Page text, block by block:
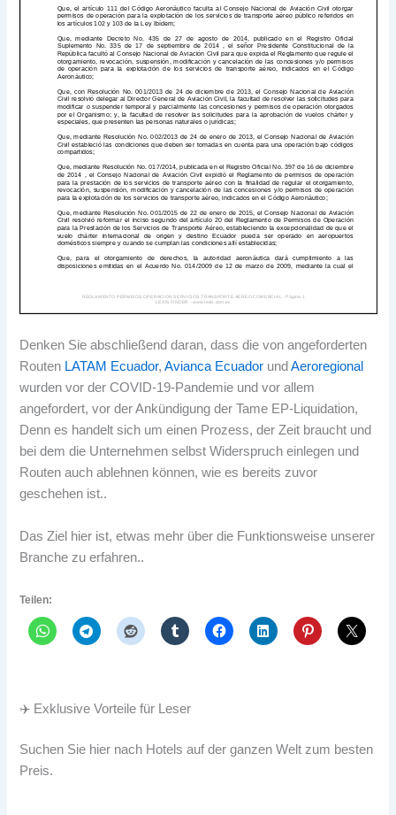
Denken Sie abschließend daran, dass die von angeforderten
Routen LATAM Ecuador,Avianca Ecuador undAeroregional
wurden vor der COVID-19-Pandemie und vor allem
angefordert, vor der Ankündigung der Tame EP-Liquidation,
Denn es handelt sich um einen Prozess, der Zeit braucht und
bei dem die Unternehmen selbst Widerspruch einlegen und
Routen auch ablehnen können, wie es bereits zuvor
geschehen ist..
Das Ziel hier ist, etwas mehr über die Funktionsweise unserer
Branche zu erfahren..
Teilen:
✈️ Exklusive Vorteile für Leser
Suchen Sie hier nach Hotels auf der ganzen Welt zum besten
Preis.